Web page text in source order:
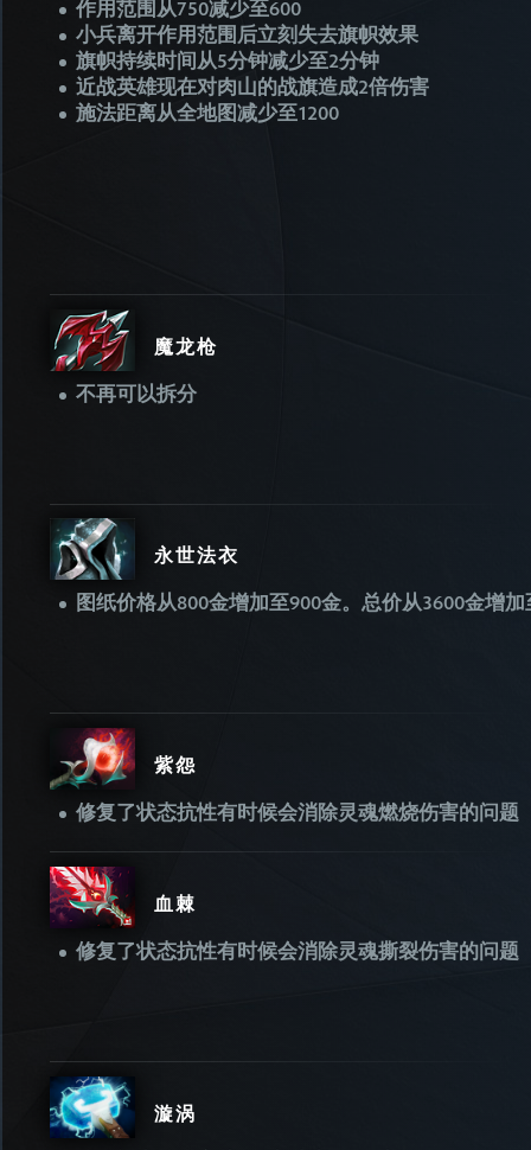
作用范围从750减少至600
小兵离开作用范围后立刻失去旗帜效果
旗帜持续时间从5分钟减少至2分钟
近战英雄现在对肉山的战旗造成2倍伤害
施法距离从全地图减少至1200
魔龙枪
不再可以拆分
永世法衣
图纸价格从800金增加至900金。总价从3600金增加
紫怨
修复了状态抗性有时候会消除灵魂燃烧伤害的问题
血棘
修复了状态抗性有时候会消除灵魂撕裂伤害的问题
漩涡